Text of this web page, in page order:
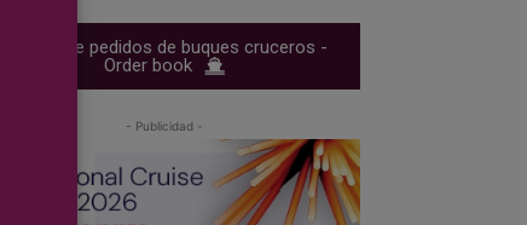
Cartera de pedidos de buques cruceros -
Order book
- Publicidad -